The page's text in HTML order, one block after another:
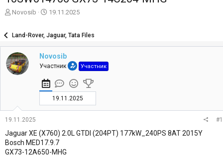
А
о
р
т
е
м
Novosib
Д
а
н
а
ч
л
а
19.11.2025
Land-Rover, Jaguar, Tata Files
Novosib
Участник Участник
19.11.2025
19.11.2025 #1
Jaguar XE (X760) 2.0L GTDI (204PT) 177kW_240PS 8AT 2015Y
Bosch MED17.9.7
GX73-12A650-MHG